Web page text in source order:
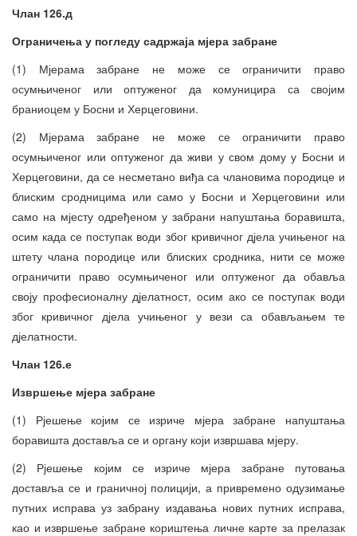
Члан 126.д
Ограничења у погледу садржаја мјера забране
(1) Мјерама забране не може се ограничити право
осумњиченог или оптуженог да комуницира са својим
браниоцем у Босни и Херцеговини.
(2) Мјерама забране не може се ограничити право
осумњиченог или оптуженог да живи у свом дому у Босни и
Херцеговини, да се несметано виђа са члановима породице и
блиским сродницима или само у Босни и Херцеговини или
само на мјесту одређеном у забрани напуштања боравишта,
осим када се поступак води због кривичног дјела учињеног на
штету члана породице или блиских сродника, нити се може
ограничити право осумњиченог или оптуженог да обавља
своју професионалну дјелатност, осим ако се поступак води
због кривичног дјела учињеног у вези са обављањем те
дјелатности.
Члан 126.е
Извршење мјера забране
(1) Рјешење којим се изриче мјера забране напуштања
боравишта доставља се и органу који извршава мјеру.
(2) Рјешење којим се изриче мјера забране путовања
доставља се и граничној полицији, а привремено одузимање
путних исправа уз забрану издавања нових путних исправа,
као и извршење забране кориштења личне карте за прелазак